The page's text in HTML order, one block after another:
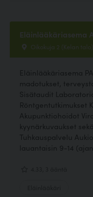
Eläinlääkäriasema
Oikokuja 2 (Kelan
Eläinlääkäriasema
madotukset,
Sisätaudit
Röntgentutkimukset
Akupunktiohoidot
kyynärkuvaukset
Tuhkauspalvelu
lauantaisin 9-14